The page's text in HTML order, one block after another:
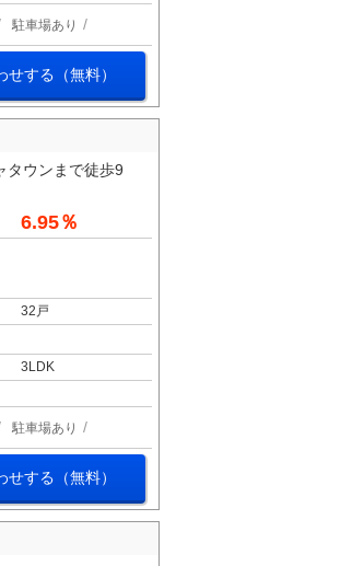
駐車場あり
せする（無料）
タウンまで徒歩9
6.95％
32戸
3LDK
駐車場あり
せする（無料）